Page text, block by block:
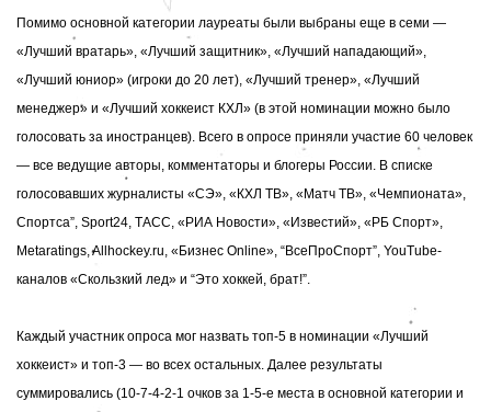
Помимо основной категории лауреаты были выбраны еще в семи —
«Лучший вратарь», «Лучший защитник», «Лучший нападающий»,
«Лучший юниор» (игроки до 20 лет), «Лучший тренер», «Лучший
менеджер» и «Лучший хоккеист КХЛ» (в этой номинации можно было
голосовать за иностранцев). Всего в опросе приняли участие 60 человек
— все ведущие авторы, комментаторы и блогеры России. В списке
голосовавших журналисты «СЭ», «КХЛ ТВ», «Матч ТВ», «Чемпионата»,
Cпортса”, Sport24, ТАСС, «РИА Новости», «Известий», «РБ Спорт»,
Metaratings, Allhockey.ru, «Бизнес Online», “ВсеПроСпорт”, YouTube-
каналов «Скользкий лед» и “Это хоккей, брат!”.
Каждый участник опроса мог назвать топ-5 в номинации «Лучший
хоккеист» и топ-3 — во всех остальных. Далее результаты
суммировались (10-7-4-2-1 очков за 1-5-е места в основной категории и